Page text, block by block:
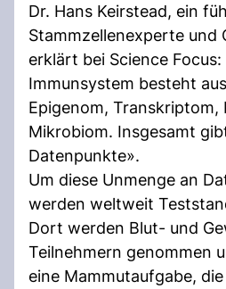
Dr. Hans Keirstead, ein
Stammzellenexperte und
erklärt bei Science Focus:
Immunsystem besteht
Epigenom, Transkriptom,
Mikrobiom. Insgesamt
Datenpunkte».
Um diese Unmenge an
werden weltweit
Dort werden Blut- und
Teilnehmern genommen
eine Mammutaufgabe,